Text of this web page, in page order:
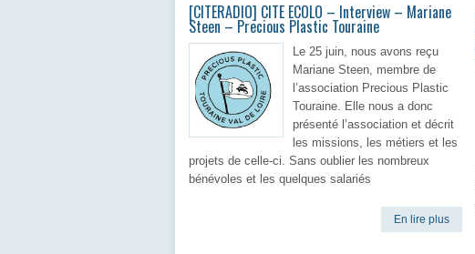
[CITERADIO] CITE ECOLO – Interview – Mariane
Steen – Precious Plastic Touraine
Le 25 juin, nous avons reçu
Mariane Steen, membre de
l’association Precious Plastic
Touraine. Elle nous a donc
présenté l’association et décrit
les missions, les métiers et les
projets de celle-ci. Sans oublier les nombreux
bénévoles et les quelques salariés
En lire plus